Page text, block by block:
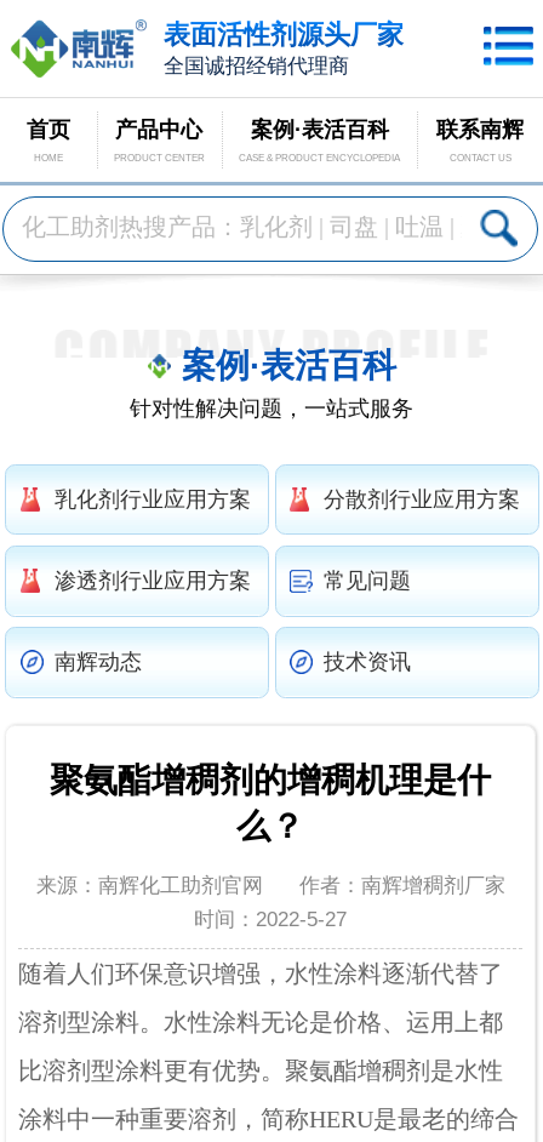
表面活性剂源头厂家
全国诚招经销代理商
首页
HOME
产品中心
PRODUCT CENTER
案例·表活百科
CASE & PRODUCT ENCYCLOPEDIA
联系南辉
CONTACT US
案例·表活百科
针对性解决问题，一站式服务
乳化剂行业应用方案 分散剂行业应用方案
渗透剂行业应用方案 常见问题
南辉动态 技术资讯
聚氨酯增稠剂的增稠机理是什
么？
来源：南辉化工助剂官网
作者：南辉增稠剂厂家
时间：2022-5-27
随着人们环保意识增强，水性涂料逐渐代替了
溶剂型涂料。水性涂料无论是价格、运用上都
比溶剂型涂料更有优势。聚氨酯增稠剂是水性
涂料中一种重要溶剂，简称HERU是最老的缔合